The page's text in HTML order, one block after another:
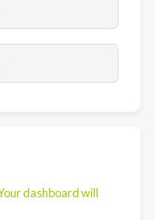
dashboard will